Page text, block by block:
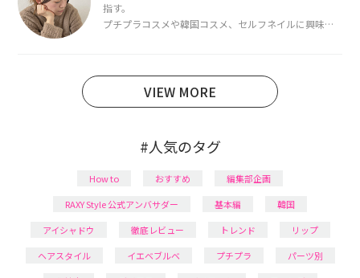
指す。
プチプラコスメや韓国コスメ、セルフネイルに興味が
日本化粧品検定1級保有。
VIEW MORE
#人気のタグ
How to おすすめ
編集部企画
RAXY Style 公式アンバサダー
基本編
韓国
アイシャドウ
徹底レビュー トレンド
リップ
ヘアスタイル
イエベブルベ プチプラ
パーツ別